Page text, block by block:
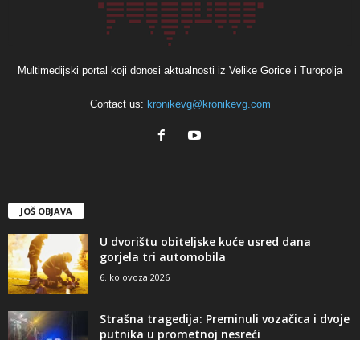
Multimedijski portal koji donosi aktualnosti iz Velike Gorice i Turopolja
Contact us: kronikevg@kronikevg.com
JOŠ OBJAVA
U dvorištu obiteljske kuće usred dana
gorjela tri automobila
6. kolovoza 2026
Strašna tragedija: Preminuli vozačica i dvoje
putnika u prometnoj nesreći